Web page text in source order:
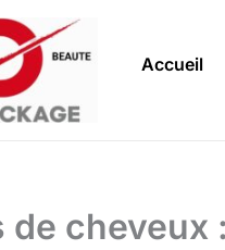
Accueil
de cheveux